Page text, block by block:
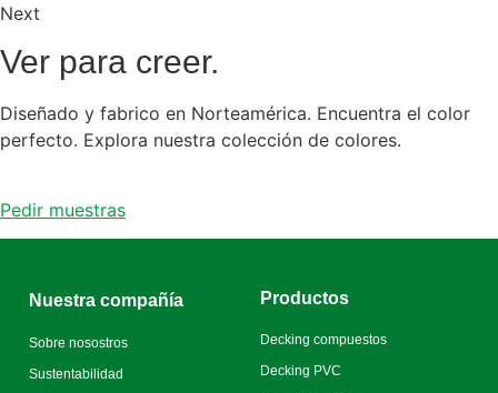
Next
Ver para creer.
Diseñado y fabrico en Norteamérica. Encuentra el color
perfecto. Explora nuestra colección de colores.
Pedir muestras
Nuestra compañía
Sobre nosostros
Sustentabilidad
Productos
Decking compuestos
Decking PVC